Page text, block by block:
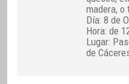
madera, o
Día: 8 de
Hora: de
Lugar:
de